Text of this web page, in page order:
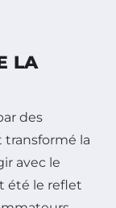
LA
des
la
avec le
été le reflet